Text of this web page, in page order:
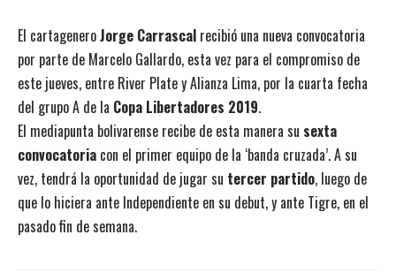
El cartageneroJorge Carrascal recibió una nueva convocatoria
por parte de Marcelo Gallardo, esta vez para el compromiso de
este jueves, entre River Plate y Alianza Lima, por la cuarta fecha
del grupo A de la Copa Libertadores 2019.
El mediapunta bolivarense recibe de esta manera su sexta
convocatoria con el primer equipo de la ‘banda cruzada’. A su
vez, tendrá la oportunidad de jugar su tercer partido, luego de
que lo hiciera ante Independiente en su debut, y ante Tigre, en el
pasado fin de semana.